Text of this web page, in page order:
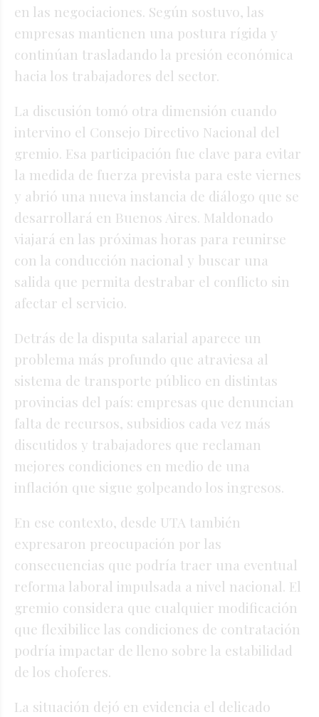
en las negociaciones. Según sostuvo, las
empresas mantienen una postura rígida y
continúan trasladando la presión económica
hacia los trabajadores del sector.
La discusión tomó otra dimensión cuando
intervino el Consejo Directivo Nacional del
gremio. Esa participación fue clave para evitar
la medida de fuerza prevista para este viernes
y abrió una nueva instancia de diálogo que se
desarrollará en Buenos Aires. Maldonado
viajará en las próximas horas para reunirse
con la conducción nacional y buscar una
salida que permita destrabar el conflicto sin
afectar el servicio.
Detrás de la disputa salarial aparece un
problema más profundo que atraviesa al
sistema de transporte público en distintas
provincias del país: empresas que denuncian
falta de recursos, subsidios cada vez más
discutidos y trabajadores que reclaman
mejores condiciones en medio de una
inflación que sigue golpeando los ingresos.
En ese contexto, desde UTA también
expresaron preocupación por las
consecuencias que podría traer una eventual
reforma laboral impulsada a nivel nacional. El
gremio considera que cualquier modificación
que flexibilice las condiciones de contratación
podría impactar de lleno sobre la estabilidad
de los choferes.
La situación dejó en evidencia el delicado